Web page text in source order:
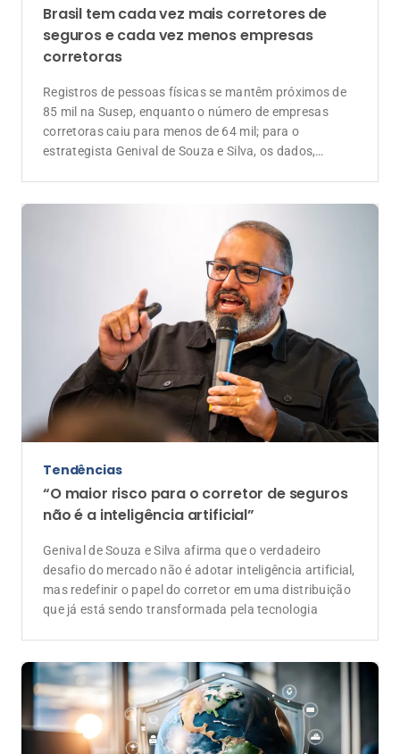
Brasil tem cada vez mais corretores de
seguros e cada vez menos empresas
corretoras
Registros de pessoas físicas se mantêm próximos de
85 mil na Susep, enquanto o número de empresas
corretoras caiu para menos de 64 mil; para o
estrategista Genival de Souza e Silva, os dados,
Tendências
“O maior risco para o corretor de seguros
não é a inteligência artificial”
Genival de Souza e Silva afirma que o verdadeiro
desafio do mercado não é adotar inteligência artificial,
mas redefinir o papel do corretor em uma distribuição
que já está sendo transformada pela tecnologia